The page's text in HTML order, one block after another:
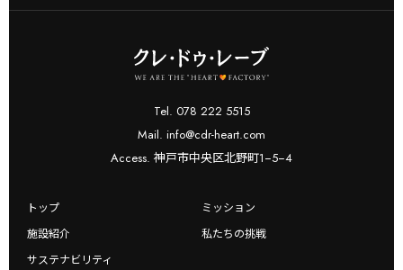
Tel. 078 222 5515
Mail. info@cdr-heart.com
Access. 神戸市中央区北野町1−5−4
トップ
ミッション
施設紹介
私たちの挑戦
サステナビリティ